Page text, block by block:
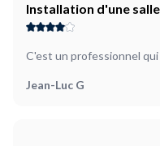
Installation d'une
C'est un professionnel
Jean-Luc G